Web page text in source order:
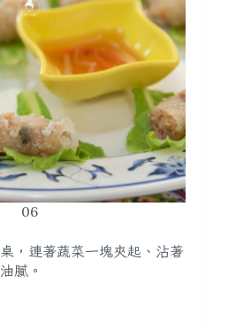
06
，連著蔬菜一塊夾起、沾著
膩。